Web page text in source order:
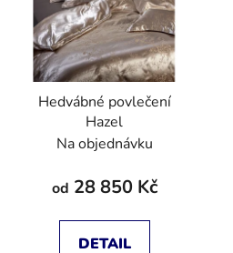
Hedvábné povlečení
Hazel
Na objednávku
od 28 850 Kč
DETAIL